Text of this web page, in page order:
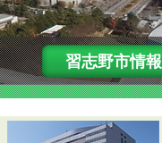
習志野市情報